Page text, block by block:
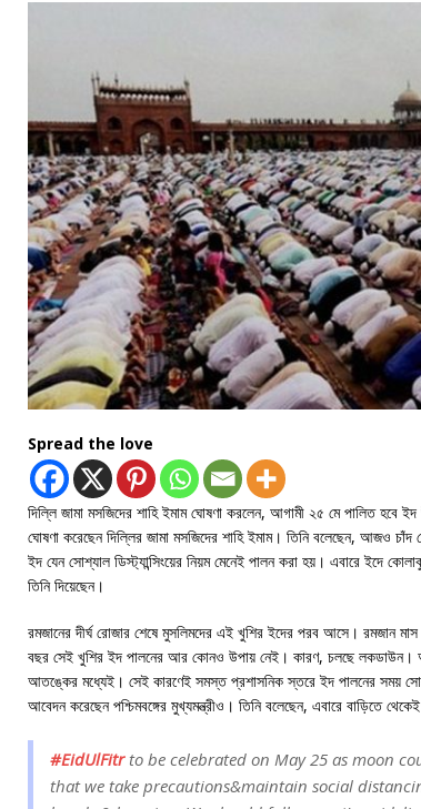
Spread the love
দিল্লি জামা মসজিদের শাহি ইমাম ঘোষণা করলেন, আগামী ২৫ মে পালিত হবে
ঘোষণা করেছেন দিল্লির জামা মসজিদের শাহি ইমাম। তিনি বলেছেন, আজও
ইদ যেন সোশ্যাল ডিস্ট্যান্সিংয়ের নিয়ম মেনেই পালন করা হয়। এবারে ইদে
তিনি দিয়েছেন।
রমজানের দীর্ঘ রোজার শেষে মুসলিমদের এই খুশির ইদের পরব আসে। রমজান
বছর সেই খুশির ইদ পালনের আর কোনও উপায় নেই। কারণ, চলছে
আতঙ্কের মধ্যেই। সেই কারণেই সমস্ত প্রশাসনিক স্তরে ইদ পালনের সময়
আবেদন করেছেন পশ্চিমবঙ্গের মুখ্যমন্ত্রীও। তিনি বলেছেন, এবারে বাড়িতে
#EidUlFitrto be celebrated on May 25 as moon
that we take precautions&maintain social